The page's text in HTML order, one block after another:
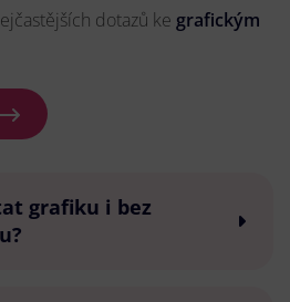
dotazů ke grafickým
grafiku i bez